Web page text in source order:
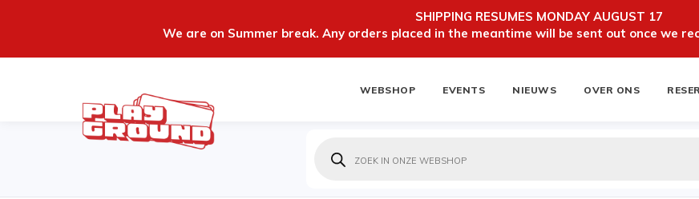
SHIPPING RESUMES MONDAY AUGUST 17
We are on Summer break. Any orders placed in the meantime will be sent out once we
WEBSHOP EVENTS NIEUWS OVER ONS
zoeken